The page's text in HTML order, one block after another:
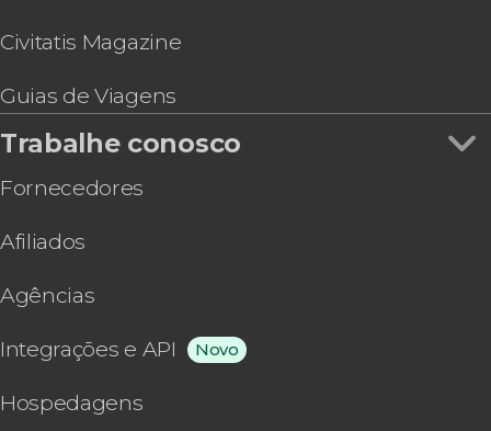
Civitatis Magazine
Guias de Viagens
Trabalhe conosco
Fornecedores
Afiliados
Agências
Integrações e API Novo
Hospedagens